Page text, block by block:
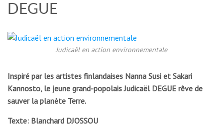
DEGUE
Judicaël en action environnementale
Inspiré par les artistes finlandaises Nanna Susi et Sakari
Kannosto, le jeune grand-popolais Judicaël DEGUE rêve de
sauver la planète Terre.
Texte: Blanchard DJOSSOU